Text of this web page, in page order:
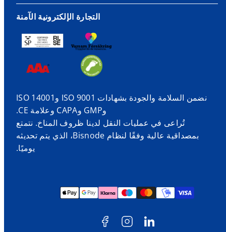
التجارة الإلكترونية الآمنة
نضمن السلامة والجودة بشهادات ISO 9001 وISO 14001
وGMP وCAPA وعلامة CE.
تُراعى في عمليات النقل لدينا ظروف المناخ. نتمتع
بمصداقية عالية وفقًا لنظام Bisnode، الذي يتم تحديثه
يوميًا.
طرق